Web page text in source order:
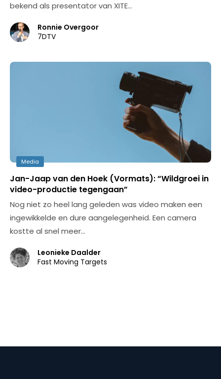
bekend als presentator van XITE…
Ronnie Overgoor
7DTV
Media
Jan-Jaap van den Hoek (Vormats): “Wildgroei in
video-productie tegengaan”
Nog niet zo heel lang geleden was video maken een
ingewikkelde en dure aangelegenheid. Een camera
kostte al snel meer…
Leonieke Daalder
Fast Moving Targets